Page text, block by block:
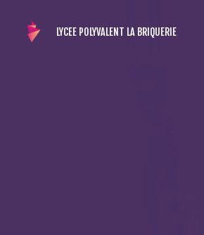
LYCEE POLYVALENT LA BRIQUERIE